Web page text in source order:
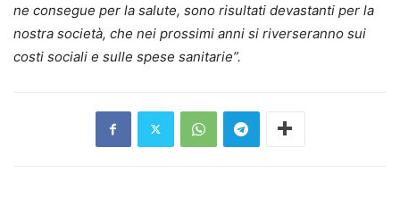
ne consegue per la salute, sono risultati devastanti per la
nostra società, che nei prossimi anni si riverseranno sui
costi sociali e sulle spese sanitarie”.